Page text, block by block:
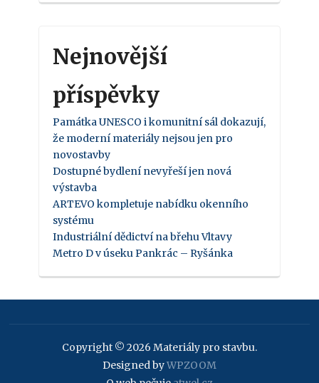
Nejnovější
příspěvky
Památka UNESCO i komunitní sál dokazují,
že moderní materiály nejsou jen pro
novostavby
Dostupné bydlení nevyřeší jen nová
výstavba
ARTEVO kompletuje nabídku okenního
systému
Industriální dědictví na břehu Vltavy
Metro D v úseku Pankrác – Ryšánka
Copyright © 2026 Materiály pro stavbu.
Designed byWPZOOM